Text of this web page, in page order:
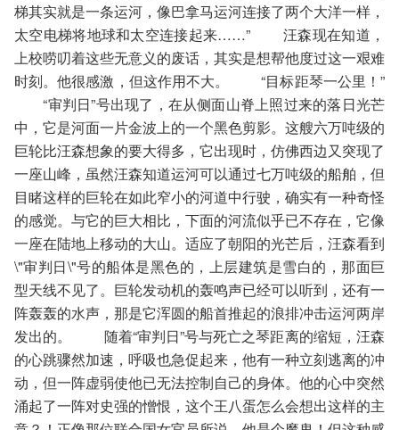
梯其实就是一条运河，像巴拿马运河连接了两个大洋一样，
太空电梯将地球和太空连接起来……” 汪森现在知道，
上校唠叨着这些无意义的废话，其实是想帮他度过这一艰难
时刻。他很感激，但这作用不大。 “目标距琴一公里！”
“审判日”号出现了，在从侧面山脊上照过来的落日光芒
中，它是河面一片金波上的一个黑色剪影。这艘六万吨级的
巨轮比汪森想象的要大得多，它出现时，仿佛西边又突现了
一座山峰，虽然汪森知道运河可以通过七万吨级的船舶，但
目睹这样的巨轮在如此窄小的河道中行驶，确实有一种奇怪
的感觉。与它的巨大相比，下面的河流似乎已不存在，它像
一座在陆地上移动的大山。适应了朝阳的光芒后，汪森看到
\"审判日\"号的船体是黑色的，上层建筑是雪白的，那面巨
型天线不见了。巨轮发动机的轰鸣声已经可以听到，还有一
阵轰轰的水声，那是它浑圆的船首推起的浪排冲击运河两岸
发出的。 随着“审判日”号与死亡之琴距离的缩短，汪森
的心跳骤然加速，呼吸也急促起来，他有一种立刻逃离的冲
动，但一阵虚弱使他已无法控制自己的身体。他的心中突然
涌起了一阵对史强的憎恨，这个王八蛋怎么会想出这样的主